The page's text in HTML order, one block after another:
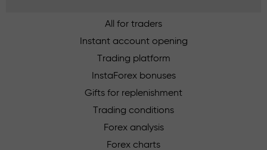
All for traders
Instant account opening
Trading platform
InstaForex bonuses
Gifts for replenishment
Trading conditions
Forex analysis
Forex charts